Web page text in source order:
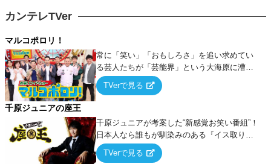
カンテレTVer
マルコポロリ！
常に「笑い」「おもしろさ」を追い求めてい
る芸人たちが「芸能界」という大海原に漕ぎ
出でて、新たなオモシロ人間を発掘する！
TVerで見る
千原ジュニアの座王
千原ジュニアが考案した“新感覚お笑い番組”！
日本人なら誰もが馴染みのある『イス取りゲ
ーム』をベースに、大喜利・ギャグ・モノボ
ケ・歌…など様々なお題で芸人がショートネ
TVerで見る